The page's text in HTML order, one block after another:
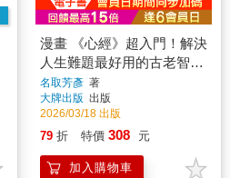
漫畫 《心經》超入門！解決
人生難題最好用的古老智
慧：短短276字讓所有煩惱
變得渺小，參透人生喜樂憂
愁的必勝法寶
名取芳彥 著
大牌出版 出版
2026/03/18 出版
79 折 特價 308 元
加入購物車